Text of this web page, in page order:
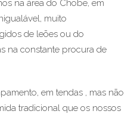
na área do Chobe, em
muito
de leões ou do
na constante procura de
em tendas , mas não
tradicional que os nossos